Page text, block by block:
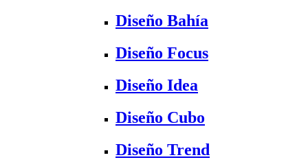
Diseño Bahía
Diseño Focus
Diseño Idea
Diseño Cubo
Diseño Trend